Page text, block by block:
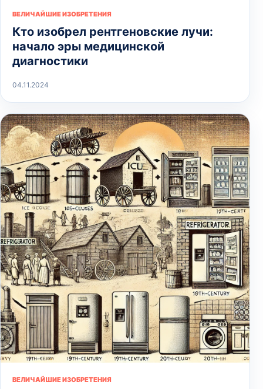
ВЕЛИЧАЙШИЕ ИЗОБРЕТЕНИЯ
Кто изобрел рентгеновские лучи:
начало эры медицинской
диагностики
04.11.2024
ВЕЛИЧАЙШИЕ ИЗОБРЕТЕНИЯ